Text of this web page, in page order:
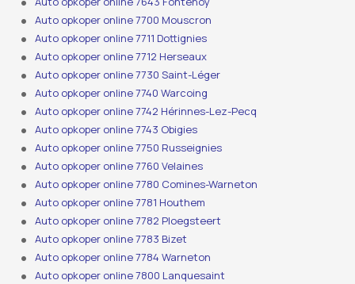
Auto opkoper online 7700 Mouscron
Auto opkoper online 7711 Dottignies
Auto opkoper online 7712 Herseaux
Auto opkoper online 7730 Saint-Léger
Auto opkoper online 7740 Warcoing
Auto opkoper online 7742 Hérinnes-Lez-Pecq
Auto opkoper online 7743 Obigies
Auto opkoper online 7750 Russeignies
Auto opkoper online 7760 Velaines
Auto opkoper online 7780 Comines-Warneton
Auto opkoper online 7781 Houthem
Auto opkoper online 7782 Ploegsteert
Auto opkoper online 7783 Bizet
Auto opkoper online 7784 Warneton
Auto opkoper online 7800 Lanquesaint